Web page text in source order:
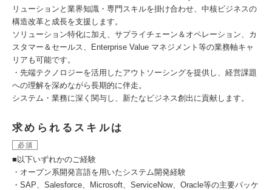
リューションと業界知識・専門スキルを掛け合わせ、中核ビジネスの
構造改革と成長を支援します。
ソリューション特化に加え、サプライチェーン＆オペレーション、カ
スタマー＆セールス、Enterprise Value マネジメント等の業務軸キャ
リアも可能です。
・先端テクノロジーを活用したアウトソーシングを提供し、経営課題
への理解を深めながら長期的に伴走。
システム・業務に深く関与し、新たなビジネス創出に貢献します。
求められるスキルは
必須
■以下いずれかのご経験
・オープン系開発言語を用いたシステム開発経験
・SAP、Salesforce、Microsoft、ServiceNow、Oracle等の主要パッケ